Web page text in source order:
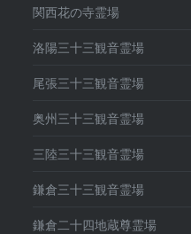
関西花の寺霊場
洛陽三十三観音霊場
尾張三十三観音霊場
奥州三十三観音霊場
三陸三十三観音霊場
鎌倉三十三観音霊場
鎌倉二十四地蔵尊霊場